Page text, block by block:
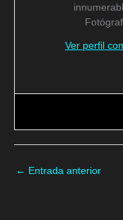
Ver perfil
← Entrada anterior